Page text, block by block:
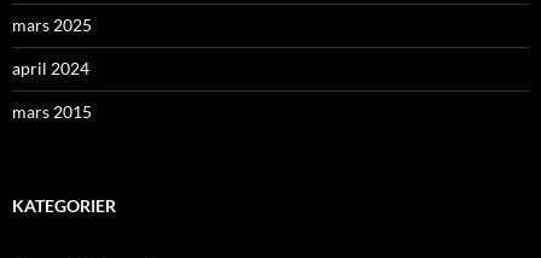
mars 2025
april 2024
mars 2015
KATEGORIER